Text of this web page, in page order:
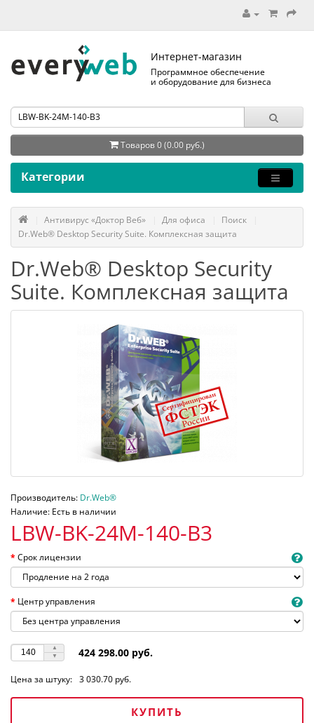
Интернет-магазин
Программное обеспечение
и оборудование для бизнеса
Товаров 0 (0.00 руб.)
Категории
Антивирус «Доктор Веб» Для офиса
Поиск
Dr.Web® Desktop Security Suite. Комплексная защита
Dr.Web® Desktop Security
Suite. Комплексная защита
Производитель: Dr.Web®
Наличие: Есть в наличии
LBW-BK-24M-140-B3
Срок лицензии
Центр управления
424 298.00 руб.
Цена за штуку: 3 030.70 руб.
КУПИТЬ